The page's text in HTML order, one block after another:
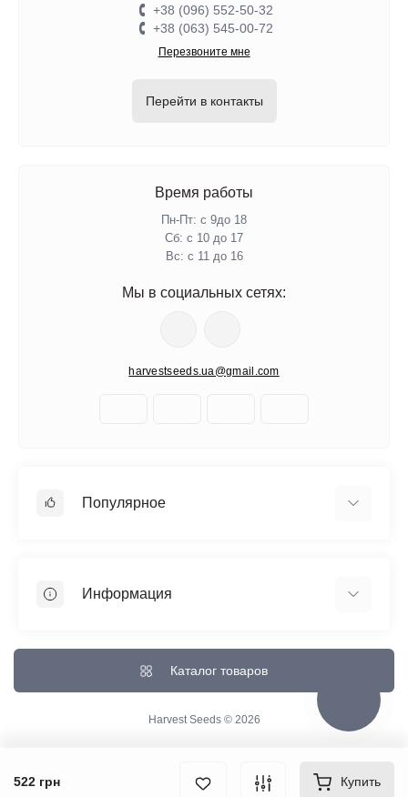
522 грн Купить
+38 (096) 552-50-32
+38 (063) 545-00-72
Перезвоните мне
Перейти в контакты
Время работы
Пн-Пт: с 9до 18
Сб: с 10 до 17
Вс: с 11 до 16
Мы в социальных сетях:
harvestseeds.ua@gmail.com
Популярное
Быстроцветущие сорта
Информация
Доставка и Оплата
О магазине
Каталог товаров
Harvest Seeds © 2026